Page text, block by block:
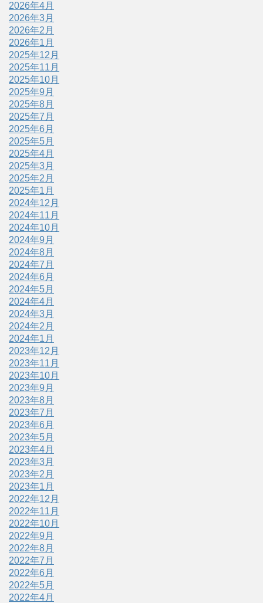
2026年4月
2026年3月
2026年2月
2026年1月
2025年12月
2025年11月
2025年10月
2025年9月
2025年8月
2025年7月
2025年6月
2025年5月
2025年4月
2025年3月
2025年2月
2025年1月
2024年12月
2024年11月
2024年10月
2024年9月
2024年8月
2024年7月
2024年6月
2024年5月
2024年4月
2024年3月
2024年2月
2024年1月
2023年12月
2023年11月
2023年10月
2023年9月
2023年8月
2023年7月
2023年6月
2023年5月
2023年4月
2023年3月
2023年2月
2023年1月
2022年12月
2022年11月
2022年10月
2022年9月
2022年8月
2022年7月
2022年6月
2022年5月
2022年4月